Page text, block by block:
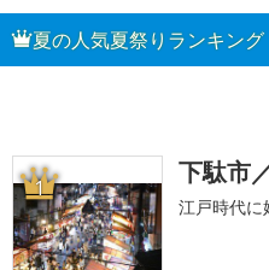
夏の人気夏祭りランキング
1 下駄市
江戸時代に